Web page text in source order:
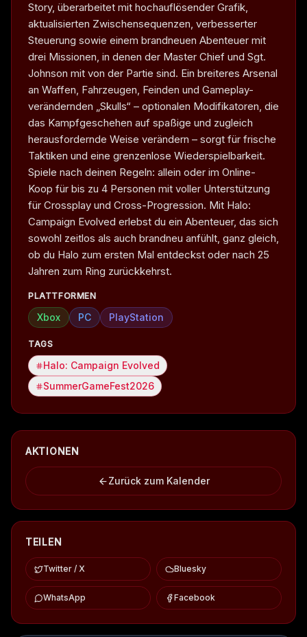
Story, überarbeitet mit hochauflösender Grafik,
aktualisierten Zwischensequenzen, verbesserter
Steuerung sowie einem brandneuen Abenteuer mit
drei Missionen, in denen der Master Chief und Sgt.
Johnson mit von der Partie sind. Ein breiteres Arsenal
an Waffen, Fahrzeugen, Feinden und Gameplay-
verändernden „Skulls“ – optionalen Modifikatoren, die
das Kampfgeschehen auf spaßige und zugleich
herausfordernde Weise verändern – sorgt für frische
Taktiken und eine grenzenlose Wiederspielbarkeit.
Spiele nach deinen Regeln: allein oder im Online-
Koop für bis zu 4 Personen mit voller Unterstützung
für Crossplay und Cross-Progression. Mit Halo:
Campaign Evolved erlebst du ein Abenteuer, das sich
sowohl zeitlos als auch brandneu anfühlt, ganz gleich,
ob du Halo zum ersten Mal entdeckst oder nach 25
Jahren zum Ring zurückkehrst.
PLATTFORMEN
Xbox PC PlayStation
TAGS
Halo: Campaign Evolved
SummerGameFest2026
AKTIONEN
Zurück zum Kalender
TEILEN
Twitter / X Bluesky
WhatsApp Facebook